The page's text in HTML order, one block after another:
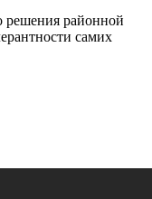
решения районной
самих